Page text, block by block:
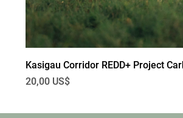
Kasigau Corridor REDD+ Project
Precio
20,00 US$